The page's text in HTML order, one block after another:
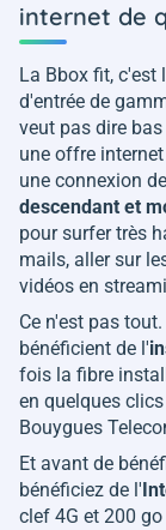
internet de
La Bbox fit, c'est
d'entrée de
veut pas dire
une offre
une connexion
descendant et
pour surfer très
mails, aller sur
vidéos en
Ce n'est pas tout.
bénéficient de l'
fois la fibre
en quelques
Bouygues
Et avant de
bénéficiez de l'
clef 4G et 200